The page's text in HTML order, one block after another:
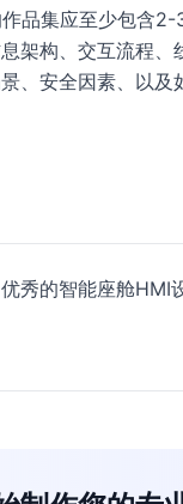
品集应至少包含2-
架构、交互流程
、安全因素、以及
秀的智能座舱HMI